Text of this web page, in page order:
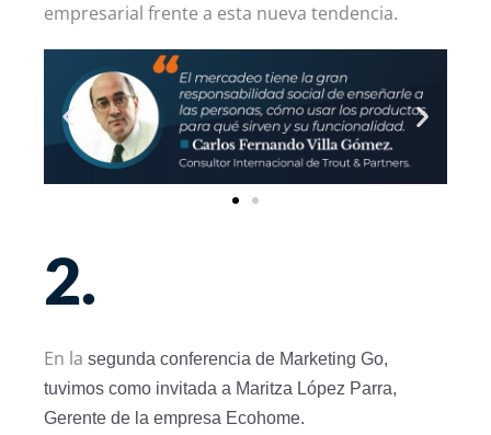
empresarial frente a esta nueva tendencia.
2.
En la segunda conferencia de Marketing Go,
tuvimos como invitada a Maritza López Parra,
Gerente de la empresa Ecohome.